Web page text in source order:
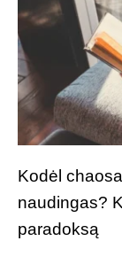
Kodėl
naudingas?
paradoksą